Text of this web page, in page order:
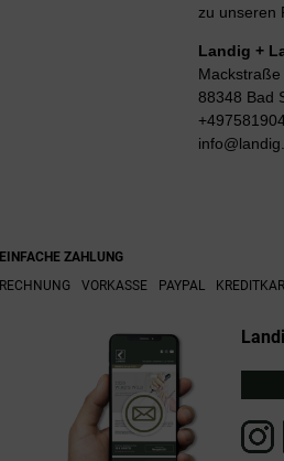
zu unseren
Landig +
Mackstraße
88348 Bad
EINFACHE ZAHLUNG
RECHNUNG
VORKASSE PAYPAL